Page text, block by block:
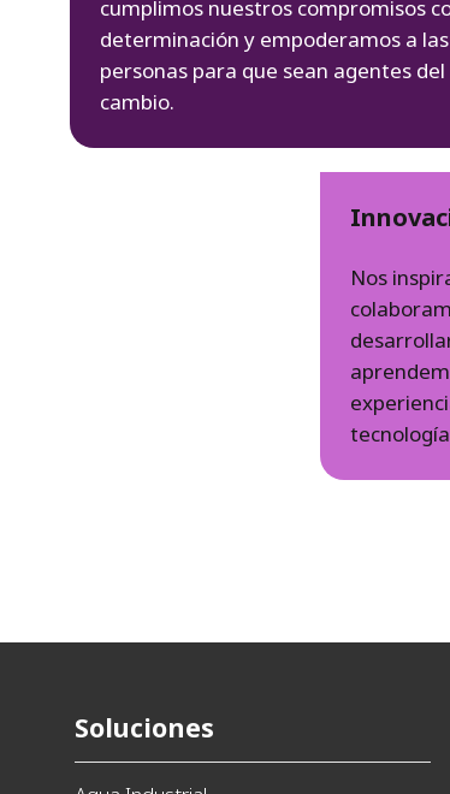
cumplimos nuestros compromisos
determinación y empoderamos a las
personas para que sean agentes del
cambio.
Nos
Soluciones